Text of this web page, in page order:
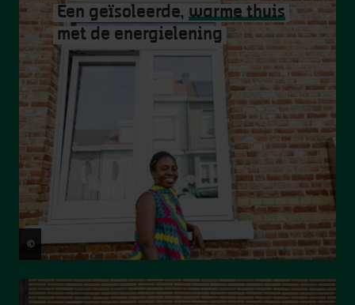
Een geïsoleerde, warme thuis
met de energielening
© Victoriano Moreno